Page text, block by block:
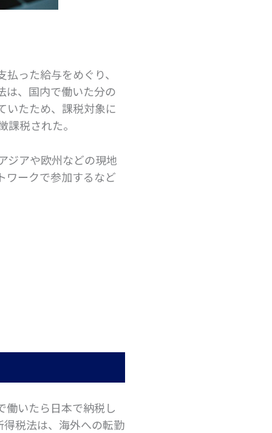
った給与をめぐり、
は、国内で働いた分の
いたため、課税対象に
税された。
ジアや欧州などの現地
ワークで参加するなど
働いたら日本で納税し
税法は、海外への転勤